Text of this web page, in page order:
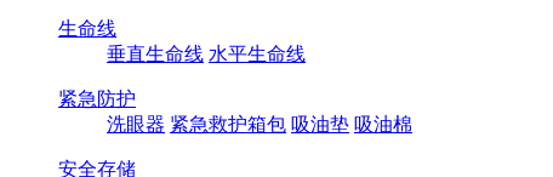
生命线
垂直生命线 水平生命线
紧急防护
洗眼器 紧急救护箱包 吸油垫 吸油棉
安全存储